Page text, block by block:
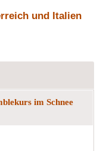
und Italien
im Schnee